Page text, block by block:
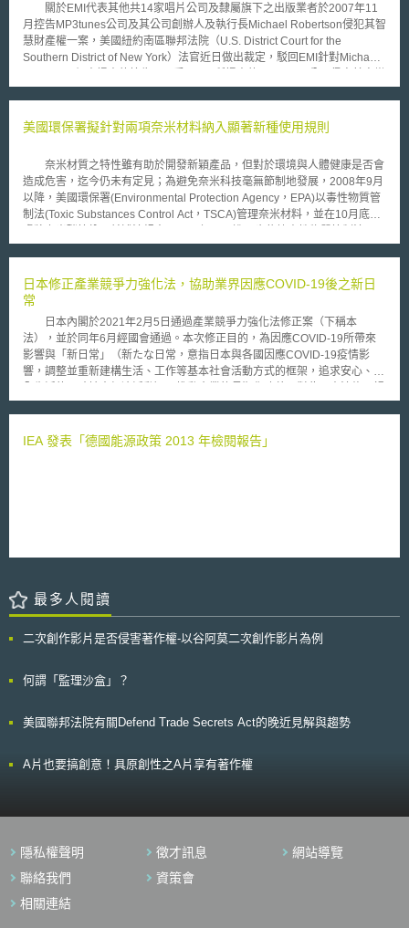
關於EMI代表其他共14家唱片公司及隸屬旗下之出版業者於2007年11
月控告MP3tunes公司及其公司創辦人及執行長Michael Robertson侵犯其智
慧財產權一案，美國紐約南區聯邦法院（U.S. District Court for the
Southern District of New York）法官近日做出裁定，駁回EMI針對Michael
著作權之主張。 聯邦法院法官William Pauley認為因紐約不是Michael
常性的商業活動且因此賺取大量的收益。因此，紐約法院對Michael
下載、藉由網上管理其所擁有的歌曲，此種服務為互動式的且有些更精進的
服務需付費。法官因此認為MP3tunes公司於紐約進行商業活動，紐約法院
因此具有管轄權。 Michael Robertson於此判決後表示鬆了口氣，但承
認其公司MP3tunes面對EMI的侵權控訴仍有一段長遠的路要走。Michael
美國環保署擬針對兩項奈米材料納入顯著新種使用規則
奈米材質之特性雖有助於開發新穎產品，但對於環境與人體健康是否會
造成危害，迄今仍未有定見；為避免奈米科技毫無節制地發展，2008年9月
以降，美國環保署(Environmental Protection Agency，EPA)以毒性物質管
制法(Toxic Substances Control Act，TSCA)管理奈米材料，並在10月底考
(2)發布「顯著新種使用規則(Significant New Use Rule，SNUR)」，將以
(alumina nanoparticles)列入管理範圍內。 一般而言，化學物質如未列
於由EPA所公佈之「化學物質目錄」者，皆應向環保署提出製造前通知
學物質的方式，配合適用製造前通知制度，要求業界針對製造、加工、銷售
與使用等過程，提出具體因應措施。申言之，關於前述兩項奈米物質，一旦
涉及有別於以往的重大創新製造活動，業者即應於正式進行製造前之90天先
行通報環保署，再由其評估該業者是否符合相關條件要求，否則得予以禁止
無論在呼吸或皮膚接觸所造成之暴露程度尚屬輕微；因此，針對該等奈米材
日本修正產業競爭力強化法，協助業界因應COVID-19後之新日
常
日本內閣於2021年2月5日通過產業競爭力強化法修正案（下稱本
法），並於同年6月經國會通過。本次修正目的，為因應COVID-19所帶來
影響與「新日常」（新たな日常，意指日本與各國因應COVID-19疫情影
響，調整並重新建構生活、工作等基本社會活動方式的框架，追求安心、安
為後COVID-19時代首要目標者，具體包含綠色社會（グリーン社会）、數
的修正重點如下： （1）邁向綠色社會：企業提出與實現「碳中和」（カー
頒布）的要求，該企業於2020年與2021年度的經營赤字，直至轉為獲益之
前（最長為5年），其應課稅所得的免除額最高提升為100%。 （4）允許上
市公司舉行純虛擬（バーチャルオンリー）形式的股東會：創設公司法（会
事業融資的債務保證制度，同時放寬國內證券投資基金對海外新創事業投資
19疫情對業界造成的打擊，原企業再生須透過訴外紛爭解決機制進行者，該
個案得在5分之3的債權人同意減免金融債權額時，轉由法定之簡易再生程序
ドボックス）轉型為常態型制度：監理沙盒制度之原主管法規，為生產性提
述計畫所獲得之報告或資料，應提供予主管機關，作為檢討修訂相關法規之
止。因之，本次產業競爭力強化法修正時，配合納入監理沙盒制度的相關條
IEA 發表「德國能源政策 2013 年檢閱報告」
最多人閱讀
二次創作影片是否侵害著作權-以谷阿莫二次創作影片為例
何謂「監理沙盒」？
美國聯邦法院有關Defend Trade Secrets Act的晚近見解與趨勢
A片也要搞創意！具原創性之A片享有著作權
隱私權聲明 徵才訊息
網站導覽
聯絡我們
資策會
相關連結